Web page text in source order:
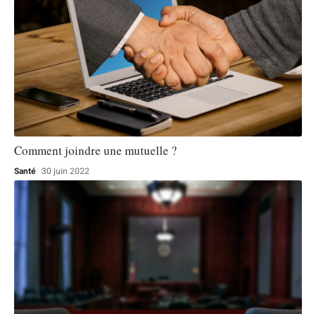
Comment joindre une mutuelle ?
Santé 30 juin 2022